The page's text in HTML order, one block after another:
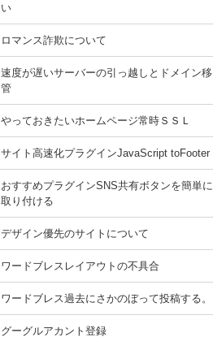
い
ロマンス詐欺について
速度が遅いサーバーの引っ越しとドメイン移
管
やっておきたいホームページ常時ＳＳＬ
サイト高速化プラグインJavaScript toFooter
おすすめプラグインSNS共有ボタンを簡単に
取り付ける
デザイン優先のサイトについて
ワードブレスレイアウトの不具合
ワードブレス過去にさかのぼって投稿する。
グーグルアカント登録